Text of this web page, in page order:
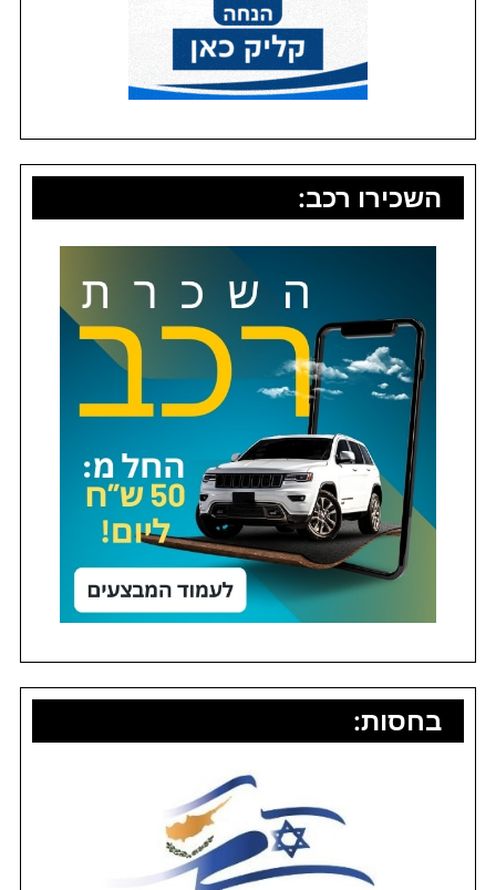
השכירו רכב:
בחסות: